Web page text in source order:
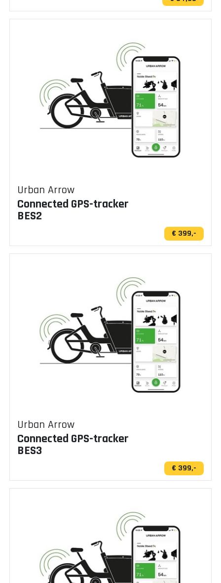
Urban Arrow
Connected GPS-tracker
BES2
€ 399,-
Urban Arrow
Connected GPS-tracker
BES3
€ 399,-